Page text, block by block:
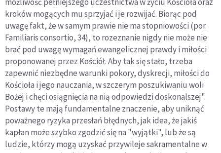
kroków mogących mu sprzyjać i je rozwijać. Biorąc pod
uwagę fakt, że w samym prawie nie ma stopniowości (por.
Familiaris consortio, 34), to rozeznanie nigdy nie może nie
brać pod uwagę wymagań ewangelicznej prawdy i miłości
proponowanej przez Kościół. Aby tak się stało, trzeba
zapewnić niezbędne warunki pokory, dyskrecji, miłości do
Kościoła i jego nauczania, w szczerym poszukiwaniu woli
Bożej i chęci osiągnięcia na nią odpowiedzi doskonalszej".
Postawy te mają fundamentalne znaczenie, aby uniknąć
poważnego ryzyka przesłań błędnych, jak idea, że jakiś
kapłan może szybko zgodzić się na "wyjątki", lub że są
ludzie, którzy mogą uzyskać przywileje sakramentalne w